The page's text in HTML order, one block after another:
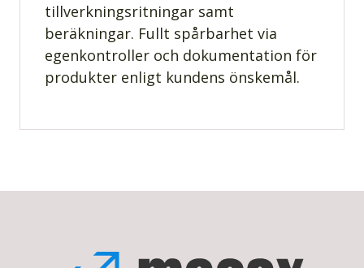
tillverkningsritningar samt
beräkningar. Fullt spårbarhet via
egenkontroller och dokumentation för
produkter enligt kundens önskemål.